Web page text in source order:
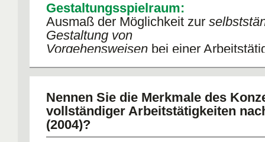
Gestaltungsspielraum:
Ausmaß der Möglichkeit zur
Gestaltung von
Vorgehensweisen bei einer
Handlungsspielraum:
Freiheitsgrade bei derAusführung
Organisationvon
Arbeitshandlungen (
Nennen Sie die Merkmale des
vollständiger Arbeitstätigkeiten
(2004)?